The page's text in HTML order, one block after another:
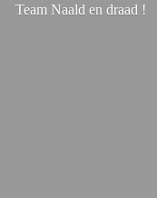
Team Naald en draad !